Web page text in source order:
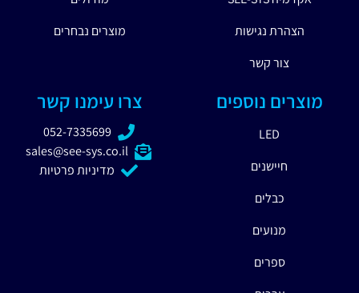
הצהרת נגישות
צור קשר
מוצרים נבחרים
מוצרים נוספים
LED
חיישנים
כבלים
מנועים
ספרים
צרו עימנו קשר
052-7335699
sales@see-sys.co.il
מדיניות פרטיות